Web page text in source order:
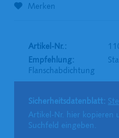
Merken
Artikel-Nr.:
Empfehlung:
Flanschabdichtung
Sicherheitsdatenblatt:
Artikel-Nr. hier kopieren
Suchfeld eingeben.